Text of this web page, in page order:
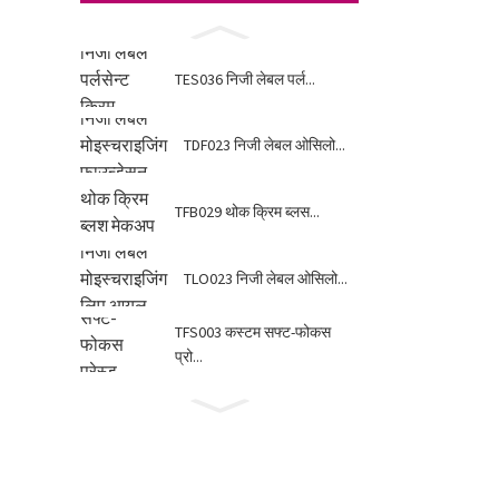
TES036 निजी लेबल पर्ल...
TDF023 निजी लेबल ओसिलो...
TFB029 थोक क्रिम ब्लस...
TLO023 निजी लेबल ओसिलो...
TFS003 कस्टम सफ्ट-फोकस
प्रो...